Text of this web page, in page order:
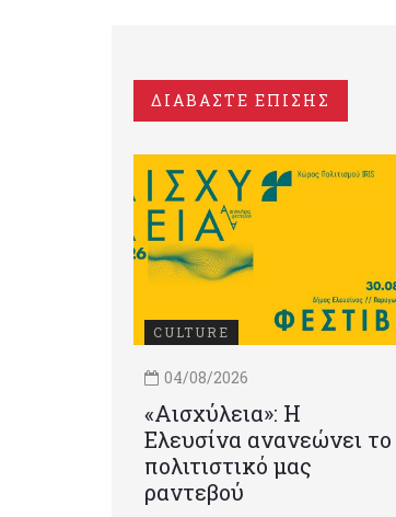
ΔΙΑΒΑΣΤΕ ΕΠΙΣΗΣ
CULTURE
04/08/2026
«Αισχύλεια»: Η
Ελευσίνα ανανεώνει το
πολιτιστικό μας
ραντεβού